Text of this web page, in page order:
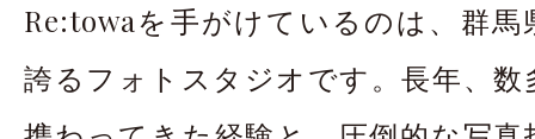
Re:towaを手がけているのは、群馬
誇るフォトスタジオです。長年、数